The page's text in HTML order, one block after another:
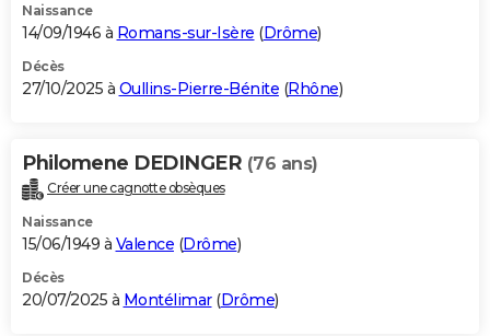
Naissance
14/09/1946 à Romans-sur-Isère (Drôme)
Décès
27/10/2025 à Oullins-Pierre-Bénite (Rhône)
Philomene DEDINGER (76 ans)
Créer une cagnotte obsèques
Naissance
15/06/1949 à Valence (Drôme)
Décès
20/07/2025 à Montélimar(Drôme)